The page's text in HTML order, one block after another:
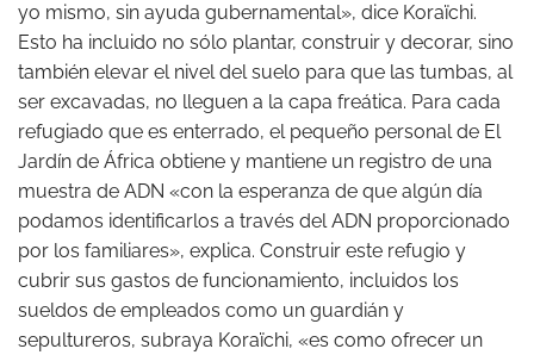
yo mismo, sin ayuda gubernamental», dice Koraïchi.
Esto ha incluido no sólo plantar, construir y decorar, sino
también elevar el nivel del suelo para que las tumbas, al
ser excavadas, no lleguen a la capa freática. Para cada
refugiado que es enterrado, el pequeño personal de El
Jardín de África obtiene y mantiene un registro de una
muestra de ADN «con la esperanza de que algún día
podamos identificarlos a través del ADN proporcionado
por los familiares», explica. Construir este refugio y
cubrir sus gastos de funcionamiento, incluidos los
sueldos de empleados como un guardián y
sepultureros, subraya Koraïchi, «es como ofrecer un